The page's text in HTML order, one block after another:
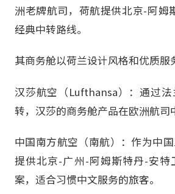
洲老牌航司，荷航提供北京-阿姆
经典中转路线。
其商务舱以荷兰设计风格和优质服
汉莎航空（Lufthansa）：通过
转，汉莎的商务舱产品在欧洲航司
中国南方航空（南航）：作为中
提供北京-广州-阿姆斯特丹-安特
案，适合习惯中文服务的旅客。